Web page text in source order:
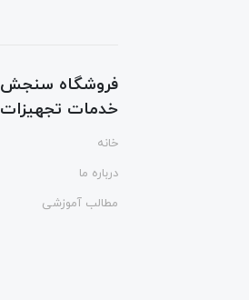
فروشگاه سنجش
خدمات تجهیزات
خانه
درباره ما
مطالب آموزشی